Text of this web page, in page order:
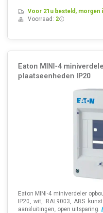
Voor 21u besteld, morgen
Voorraad: 2
Eaton MINI-4
plaatseenheden IP20
Eaton MINI-4 miniverdeler
IP20, wit, RAL9003, ABS
aansluitingen, open uitsparing.